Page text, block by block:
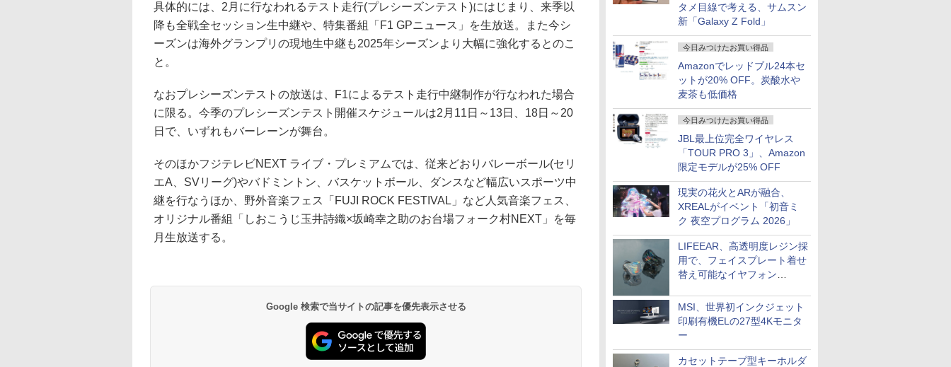
タメ目線で考える、サムスン
新「Galaxy Z Fold」
今日みつけたお買い得品
Amazonでレッドブル24本セ
ットが20% OFF。炭酸水や
麦茶も低価格
今日みつけたお買い得品
JBL最上位完全ワイヤレス
「TOUR PRO 3」、Amazon
限定モデルが25% OFF
現実の花火とARが融合、
XREALがイベント「初音ミ
ク 夜空プログラム 2026」
LIFEEAR、高透明度レジン採
用で、フェイスプレート着せ
替え可能なイヤフォン
MSI、世界初インクジェット
印刷有機ELの27型4Kモニタ
ー
カセットテープ型キーホルダ
具体的には、2月に行なわれるテスト走行(プレシーズンテスト)にはじまり、来季以
降も全戦全セッション生中継や、特集番組「F1 GPニュース」を生放送。また今シ
ーズンは海外グランプリの現地生中継も2025年シーズンより大幅に強化するとのこ
と。
なおプレシーズンテストの放送は、F1によるテスト走行中継制作が行なわれた場合
に限る。今季のプレシーズンテスト開催スケジュールは2月11日～13日、18日～20
日で、いずれもバーレーンが舞台。
そのほかフジテレビNEXT ライブ・プレミアムでは、従来どおりバレーボール(セリ
エA、SVリーグ)やバドミントン、バスケットボール、ダンスなど幅広いスポーツ中
継を行なうほか、野外音楽フェス「FUJI ROCK FESTIVAL」など人気音楽フェス、
オリジナル番組「しおこうじ玉井詩織×坂崎幸之助のお台場フォーク村NEXT」を毎
月生放送する。
Google 検索で当サイトの記事を優先表示させる